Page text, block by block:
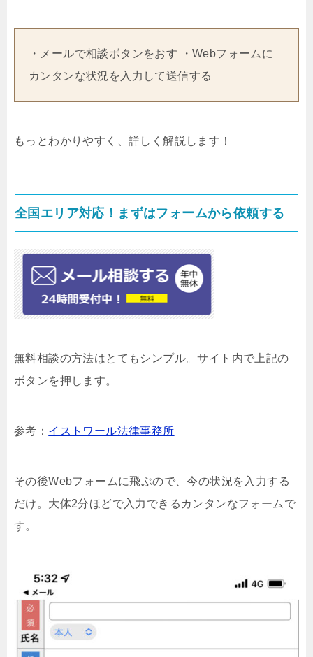
・メールで相談ボタンをおす ・Webフォームに
カンタンな状況を入力して送信する
もっとわかりやすく、詳しく解説します！
全国エリア対応！まずはフォームから依頼する
無料相談の方法はとてもシンプル。サイト内で上記の
ボタンを押します。
参考： イストワール法律事務所
その後Webフォームに飛ぶので、今の状況を入力する
だけ。大体2分ほどで入力できるカンタンなフォームで
す。